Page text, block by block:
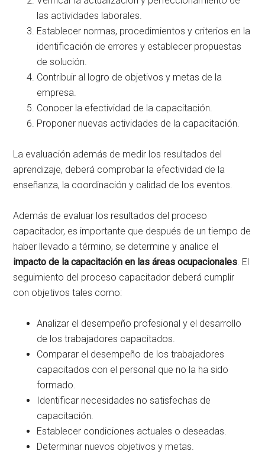
las actividades laborales.
Establecer normas, procedimientos y criterios en la
identificación de errores y establecer propuestas
de solución.
Contribuir al logro de objetivos y metas de la
empresa.
Conocer la efectividad de la capacitación.
Proponer nuevas actividades de la capacitación.
La evaluación además de medir los resultados del
aprendizaje, deberá comprobar la efectividad de la
enseñanza, la coordinación y calidad de los eventos.
Además de evaluar los resultados del proceso
capacitador, es importante que después de un tiempo de
haber llevado a término, se determine y analice el
impacto de la capacitación en las áreas ocupacionales. El
seguimiento del proceso capacitador deberá cumplir
con objetivos tales como:
Analizar el desempeño profesional y el desarrollo
de los trabajadores capacitados.
Comparar el desempeño de los trabajadores
capacitados con el personal que no la ha sido
formado.
Identificar necesidades no satisfechas de
capacitación.
Establecer condiciones actuales o deseadas.
Determinar nuevos objetivos y metas.